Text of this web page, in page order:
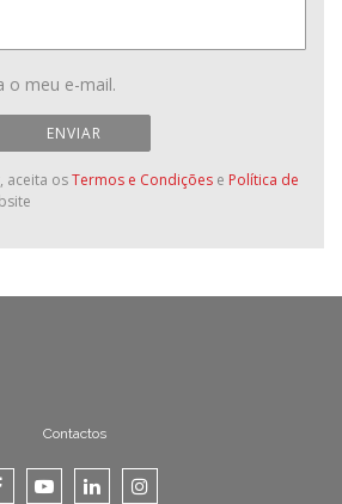
o meu e-mail.
ENVIAR
aceita osTermos e Condições e Política de
Contactos